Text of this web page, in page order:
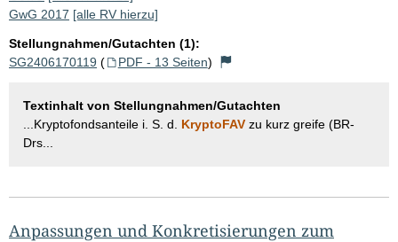
GwG 2017 [alle RV hierzu]
Stellungnahmen/Gutachten (1):
SG2406170119 ( PDF - 13 Seiten)
Textinhalt von Stellungnahmen/Gutachten
...Kryptofondsanteile i. S. d. KryptoFAV zu kurz greife (BR-
Drs...
Anpassungen und Konkretisierungen zum